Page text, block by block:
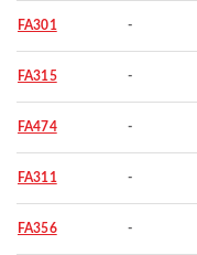
FA301 -
FA315 -
FA474 -
FA311 -
FA356 -